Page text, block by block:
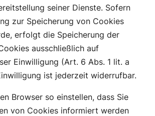
seiner Dienste. Sofern
zur Speicherung von Cookies
erfolgt die Speicherung der
ausschließlich auf
Einwilligung (Art. 6 Abs. 1 lit. a
ist jederzeit widerrufbar.
Browser so einstellen, dass Sie
von Cookies informiert werden